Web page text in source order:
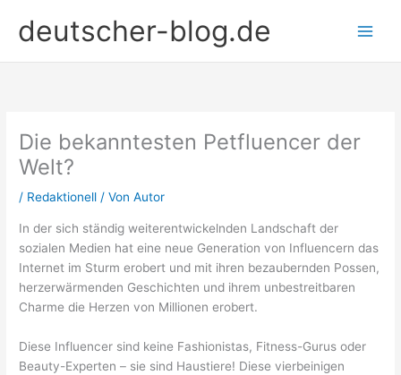
Inhaltdeutscher-blog.de
Die bekanntesten Petfluencer der
Welt?
/ Redaktionell / VonAutor
In der sich ständig weiterentwickelnden Landschaft der
sozialen Medien hat eine neue Generation von Influencern das
Internet im Sturm erobert und mit ihren bezaubernden Possen,
herzerwärmenden Geschichten und ihrem unbestreitbaren
Charme die Herzen von Millionen erobert.
Diese Influencer sind keine Fashionistas, Fitness-Gurus oder
Beauty-Experten – sie sind Haustiere! Diese vierbeinigen